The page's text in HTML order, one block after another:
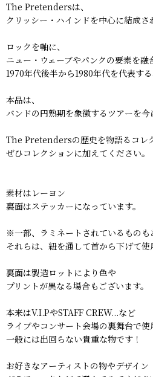
The Pretendersは、
クリッシー・ハインドを中心に結成さ
ロックを軸に、
ニュー・ウェーブやパンクの要素を融
1970年代後半から1980年代を代表す
本品は、
バンドの円熟期を象徴するツアーを
The Pretendersの歴史を物語るコレ
ぜひコレクションに加えてください。
素材はレーヨン
裏面はステッカーになっています。
※一部、ラミネートされているものも
それらは、紐を通して首から下げて使
裏面は製造ロットにより色や
プリントが異なる場合もございます。
本来はV.I.PやSTAFF CREW...など
ライブやコンサート会場の裏舞台で
一般には出回らない貴重な物です！
お好きなアーティストの物やデザイン